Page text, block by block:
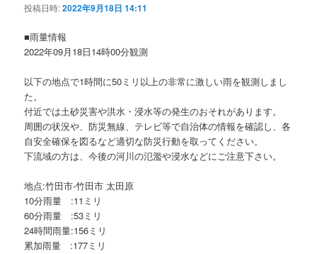
ョ
投稿日時:2022年9月18日 14:11
■雨量情報
2022年09月18日14時00分観測
以下の地点で1時間に50ミリ以上の非常に激しい雨を観測しまし
た。
付近では土砂災害や洪水・浸水等の発生のおそれがあります。
周囲の状況や、防災無線、テレビ等で自治体の情報を確認し、各
自安全確保を図るなど適切な防災行動を取ってください。
下流域の方は、今後の河川の氾濫や浸水などにご注意下さい。
地点:竹田市-竹田市 太田原
10分雨量 :11ミリ
60分雨量 :53ミリ
24時間雨量:156ミリ
累加雨量 :177ミリ